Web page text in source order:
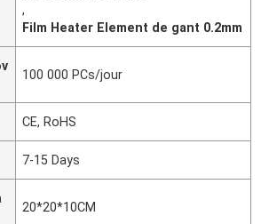
,
Film Heater Element de gant 0.2mm
100 000 PCs/jour
CE, RoHS
7-15 Days
20*20*10CM